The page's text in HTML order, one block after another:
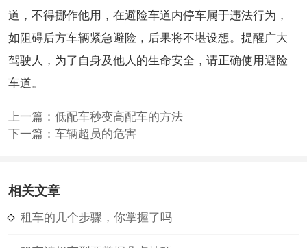
道，不得挪作他用，在避险车道内停车属于违法行为，
如阻碍后方车辆紧急避险，后果将不堪设想。提醒广大
驾驶人，为了自身及他人的生命安全，请正确使用避险
车道。
上一篇： 低配车秒变高配车的方法
下一篇： 车辆超员的危害
相关文章
租车的几个步骤，你掌握了吗